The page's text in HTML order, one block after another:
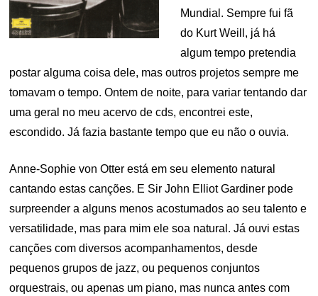
Mundial. Sempre fui fã
do Kurt Weill, já há
algum tempo pretendia
postar alguma coisa dele, mas outros projetos sempre me
tomavam o tempo. Ontem de noite, para variar tentando dar
uma geral no meu acervo de cds, encontrei este,
escondido. Já fazia bastante tempo que eu não o ouvia.
Anne-Sophie von Otter está em seu elemento natural
cantando estas canções. E Sir John Elliot Gardiner pode
surpreender a alguns menos acostumados ao seu talento e
versatilidade, mas para mim ele soa natural. Já ouvi estas
canções com diversos acompanhamentos, desde
pequenos grupos de jazz, ou pequenos conjuntos
orquestrais, ou apenas um piano, mas nunca antes com